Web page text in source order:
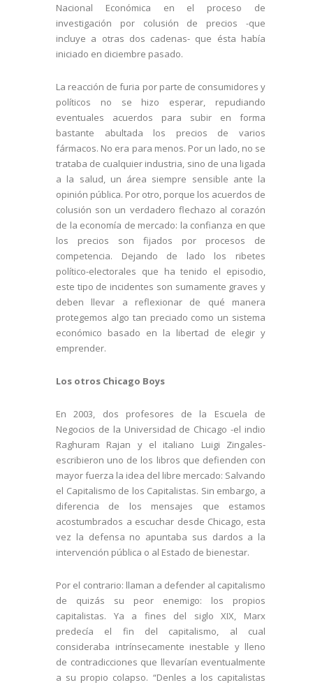
Nacional Económica en el proceso de
investigación por colusión de precios -que
incluye a otras dos cadenas- que ésta había
iniciado en diciembre pasado.
La reacción de furia por parte de consumidores y
políticos no se hizo esperar, repudiando
eventuales acuerdos para subir en forma
bastante abultada los precios de varios
fármacos. No era para menos. Por un lado, no se
trataba de cualquier industria, sino de una ligada
a la salud, un área siempre sensible ante la
opinión pública. Por otro, porque los acuerdos de
colusión son un verdadero flechazo al corazón
de la economía de mercado: la confianza en que
los precios son fijados por procesos de
competencia. Dejando de lado los ribetes
político-electorales que ha tenido el episodio,
este tipo de incidentes son sumamente graves y
deben llevar a reflexionar de qué manera
protegemos algo tan preciado como un sistema
económico basado en la libertad de elegir y
emprender.
Los otros Chicago Boys
En 2003, dos profesores de la Escuela de
Negocios de la Universidad de Chicago -el indio
Raghuram Rajan y el italiano Luigi Zingales-
escribieron uno de los libros que defienden con
mayor fuerza la idea del libre mercado: Salvando
el Capitalismo de los Capitalistas. Sin embargo, a
diferencia de los mensajes que estamos
acostumbrados a escuchar desde Chicago, esta
vez la defensa no apuntaba sus dardos a la
intervención pública o al Estado de bienestar.
Por el contrario: llaman a defender al capitalismo
de quizás su peor enemigo: los propios
capitalistas. Ya a fines del siglo XIX, Marx
predecía el fin del capitalismo, al cual
consideraba intrínsecamente inestable y lleno
de contradicciones que llevarían eventualmente
a su propio colapso. “Denles a los capitalistas